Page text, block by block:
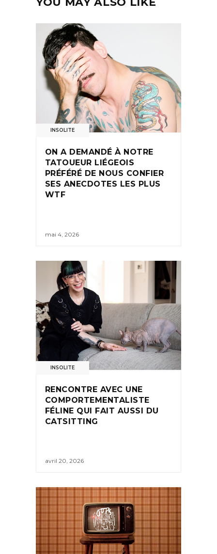
INSOLITE
ON A DEMANDÉ À NOTRE
TATOUEUR LIÉGEOIS
PRÉFÉRÉ DE NOUS CONFIER
SES ANECDOTES LES PLUS
WTF
mai 4, 2026
INSOLITE
RENCONTRE AVEC UNE
COMPORTEMENTALISTE
FÉLINE QUI FAIT AUSSI DU
CATSITTING
avril 20, 2026